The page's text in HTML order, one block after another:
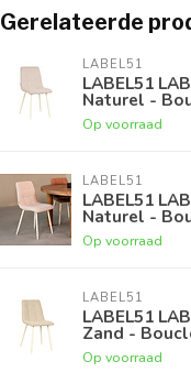
Gerelateerde
LABEL51
LABEL51
Naturel -
Op voorraad
LABEL51
LABEL51
Naturel -
Op voorraad
LABEL51
LABEL51
Zand -
Op voorraad